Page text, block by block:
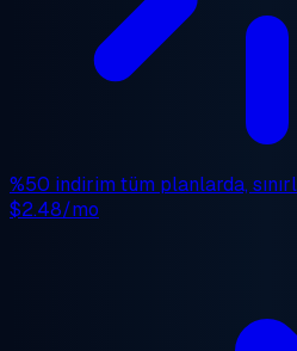
%50 indirim tüm planlarda,
$2.48/mo